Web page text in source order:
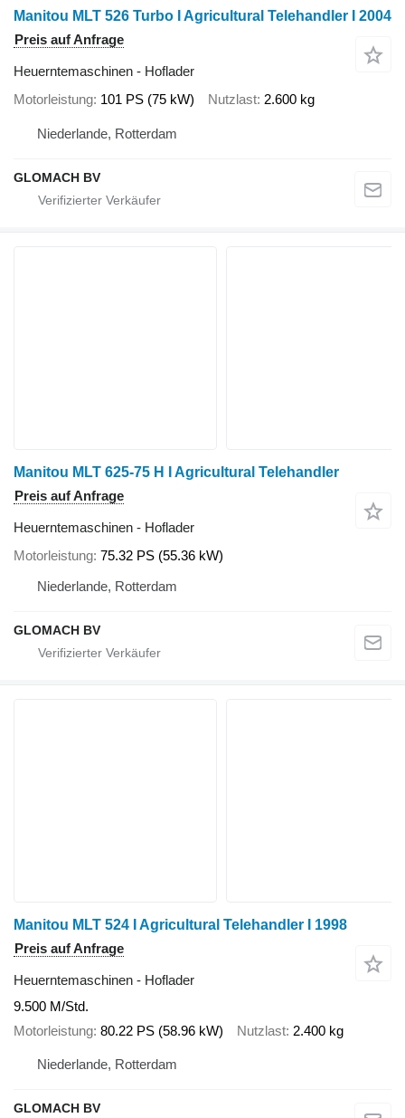
Manitou MLT 526 Turbo I Agricultural Telehandler I 2004
Preis auf Anfrage
Heuerntemaschinen - Hoflader
Motorleistung 101 PS (75 kW) Nutzlast 2.600 kg
Niederlande, Rotterdam
GLOMACH BV
Manitou MLT 625-75 H I Agricultural Telehandler
Preis auf Anfrage
Heuerntemaschinen - Hoflader
Motorleistung 75.32 PS (55.36 kW)
Niederlande, Rotterdam
GLOMACH BV
Manitou MLT 524 I Agricultural Telehandler I 1998
Preis auf Anfrage
Heuerntemaschinen - Hoflader
9.500 M/Std.
Motorleistung 80.22 PS (58.96 kW) Nutzlast 2.400 kg
Niederlande, Rotterdam
GLOMACH BV